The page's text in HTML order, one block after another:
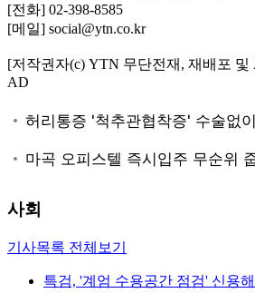
[전화] 02-398-8585
[메일] social@ytn.co.kr
[저작권자(c) YTN 무단전재, 재배포
AD
사회
기사목록 전체보기
특검, '계엄 수용공간 점검' 신용